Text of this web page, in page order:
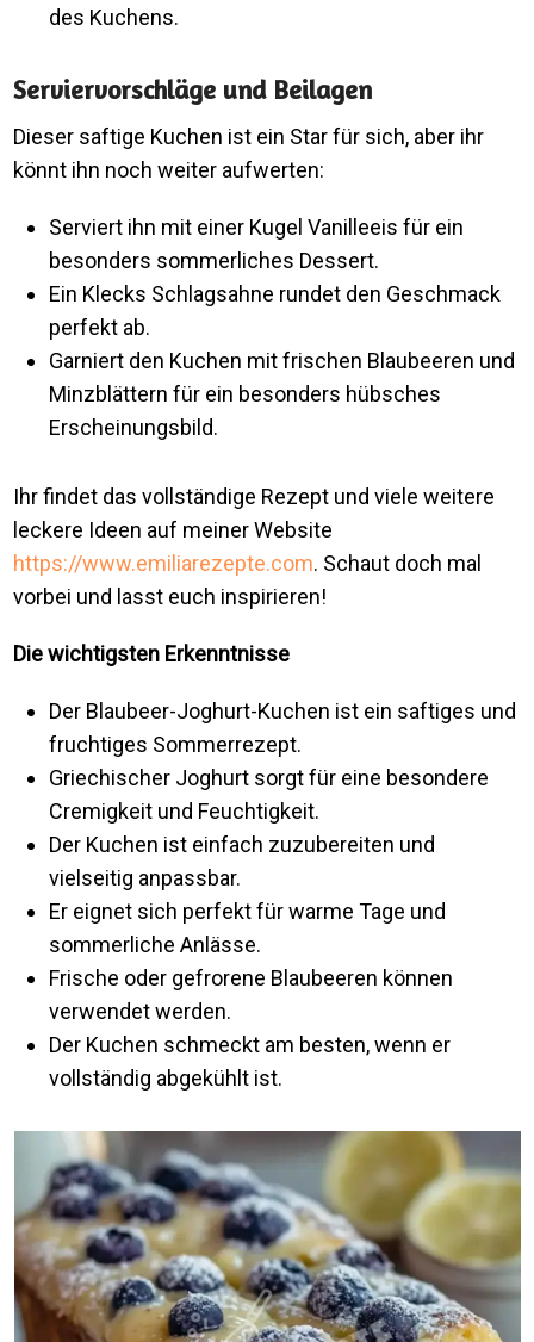
des Kuchens.
Serviervorschläge und Beilagen
Dieser saftige Kuchen ist ein Star für sich, aber ihr
könnt ihn noch weiter aufwerten:
Serviert ihn mit einer Kugel Vanilleeis für ein
besonders sommerliches Dessert.
Ein Klecks Schlagsahne rundet den Geschmack
perfekt ab.
Garniert den Kuchen mit frischen Blaubeeren und
Minzblättern für ein besonders hübsches
Erscheinungsbild.
Ihr findet das vollständige Rezept und viele weitere
leckere Ideen auf meiner Website
https://www.emiliarezepte.com. Schaut doch mal
vorbei und lasst euch inspirieren!
Die wichtigsten Erkenntnisse
Der Blaubeer-Joghurt-Kuchen ist ein saftiges und
fruchtiges Sommerrezept.
Griechischer Joghurt sorgt für eine besondere
Cremigkeit und Feuchtigkeit.
Der Kuchen ist einfach zuzubereiten und
vielseitig anpassbar.
Er eignet sich perfekt für warme Tage und
sommerliche Anlässe.
Frische oder gefrorene Blaubeeren können
verwendet werden.
Der Kuchen schmeckt am besten, wenn er
vollständig abgekühlt ist.